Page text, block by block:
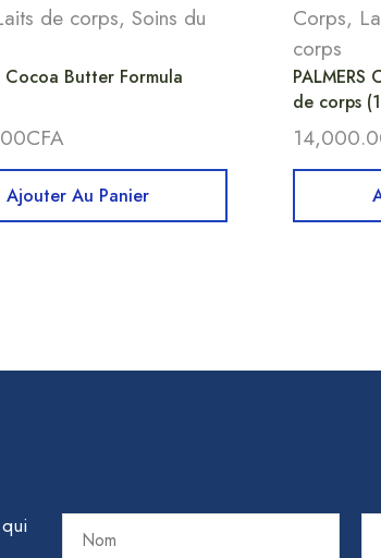
de corps, Soins du
Cocoa Butter Formula
CFA
Ajouter Au Panier
Corps,
corps
de corps